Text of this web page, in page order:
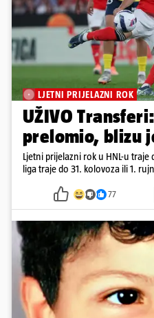
LJETNI PRIJELAZNI ROK
UŽIVO
prelomio, blizu
Ljetni prijelazni rok u HNL-u
liga traje do 31. kolovoza ili 1.
77